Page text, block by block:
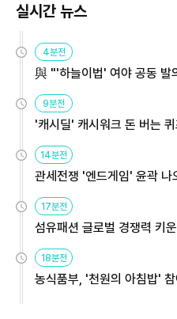
실시간 뉴스
4분전
與 "'하늘이법' 여야 공동 발
9분전
'캐시딜' 캐시워크 돈 버는
14분전
관세전쟁 '엔드게임' 윤곽
17분전
섬유패션 글로벌 경쟁력 키
18분전
농식품부, '천원의 아침밥'